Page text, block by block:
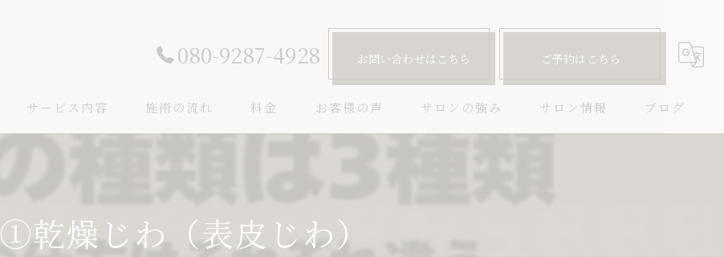
080-9287-4928 お問い合わせはこちら ご予約はこちら
サービス内容 施術の流れ 料金 お客様の声 サロンの強み サロン情報 ブログ
①乾燥じわ（表皮じわ）